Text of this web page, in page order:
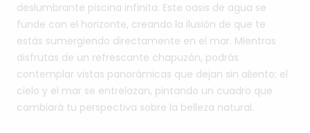
deslumbrante piscina infinita. Este oasis de agua se
funde con el horizonte, creando la ilusión de que te
estás sumergiendo directamente en el mar. Mientras
disfrutas de un refrescante chapuzón, podrás
contemplar vistas panorámicas que dejan sin aliento; el
cielo y el mar se entrelazan, pintando un cuadro que
cambiará tu perspectiva sobre la belleza natural.